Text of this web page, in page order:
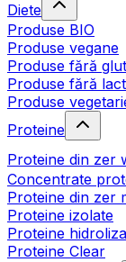
Diete
Produse BIO
Produse vegane
Produse fără
Produse fără
Produse
Proteine
Proteine din zer
Concentrate
Proteine din zer
Proteine izolate
Proteine
Proteine Clear